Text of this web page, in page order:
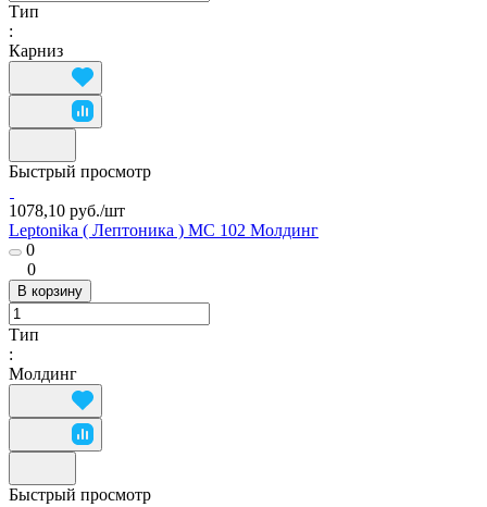
Тип
:
Карниз
Быстрый просмотр
1078,10 руб./шт
Leptonika ( Лептоника ) MC 102 Молдинг
0
0
В корзину
Тип
:
Молдинг
Быстрый просмотр